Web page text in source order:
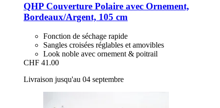
QHP Couverture Polaire avec Ornement,
Bordeaux/Argent, 105 cm
Fonction de séchage rapide
Sangles croisées réglables et amovibles
Look noble avec ornement & poitrail
CHF 41.00
Livraison jusqu'au 04 septembre